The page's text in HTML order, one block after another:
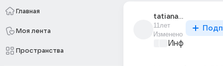
Главная
Моя лента
Пространства
tatiana_minkova_48
11лет
Изменено